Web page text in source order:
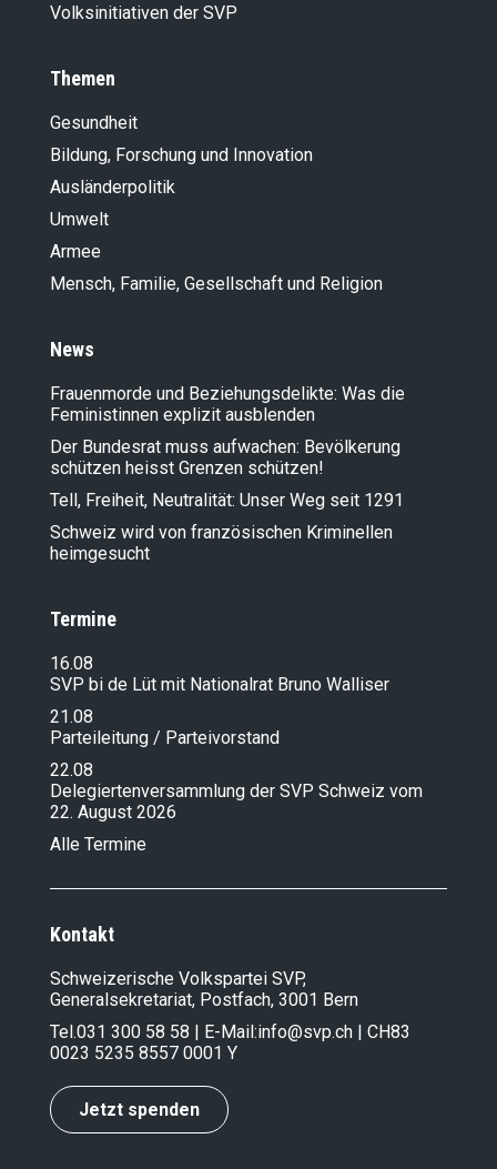
Volksinitiativen der SVP
Themen
Gesundheit
Bildung, Forschung und Innovation
Ausländer­politik
Umwelt
Armee
Mensch, Familie, Gesellschaft und Religion
News
Frauenmorde und Beziehungsdelikte: Was die
Feministinnen explizit ausblenden
Der Bundesrat muss aufwachen: Bevölkerung
schützen heisst Grenzen schützen!
Tell, Freiheit, Neutralität: Unser Weg seit 1291
Schweiz wird von französischen Kriminellen
heimgesucht
Termine
16.08
SVP bi de Lüt mit Nationalrat Bruno Walliser
21.08
Parteileitung / Parteivorstand
22.08
Delegiertenversammlung der SVP Schweiz vom
22. August 2026
Alle Termine
Kontakt
Schweizerische Volkspartei SVP,
Generalsekretariat, Postfach, 3001 Bern
Tel.031 300 58 58 | E-Mail:info@svp.ch | CH83
0023 5235 8557 0001 Y
Jetzt spenden